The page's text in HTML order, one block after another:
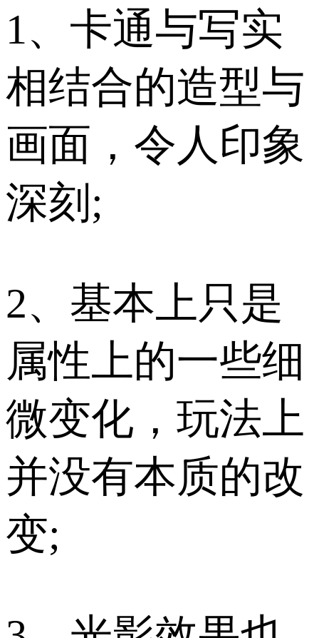
1、卡通与写实
相结合的造型与
画面，令人印象
深刻;
2、基本上只是
属性上的一些细
微变化，玩法上
并没有本质的改
变;